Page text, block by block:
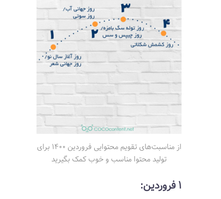
از مناسبت‌های تقویم محتوایی فروردین 1400 برای
تولید محتوا مناسب و خوب کمک بگیرید
1 فروردین: